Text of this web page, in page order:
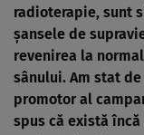
radioterapie, sunt
şansele de
revenirea la
sânului. Am stat
promotor al
spus că există